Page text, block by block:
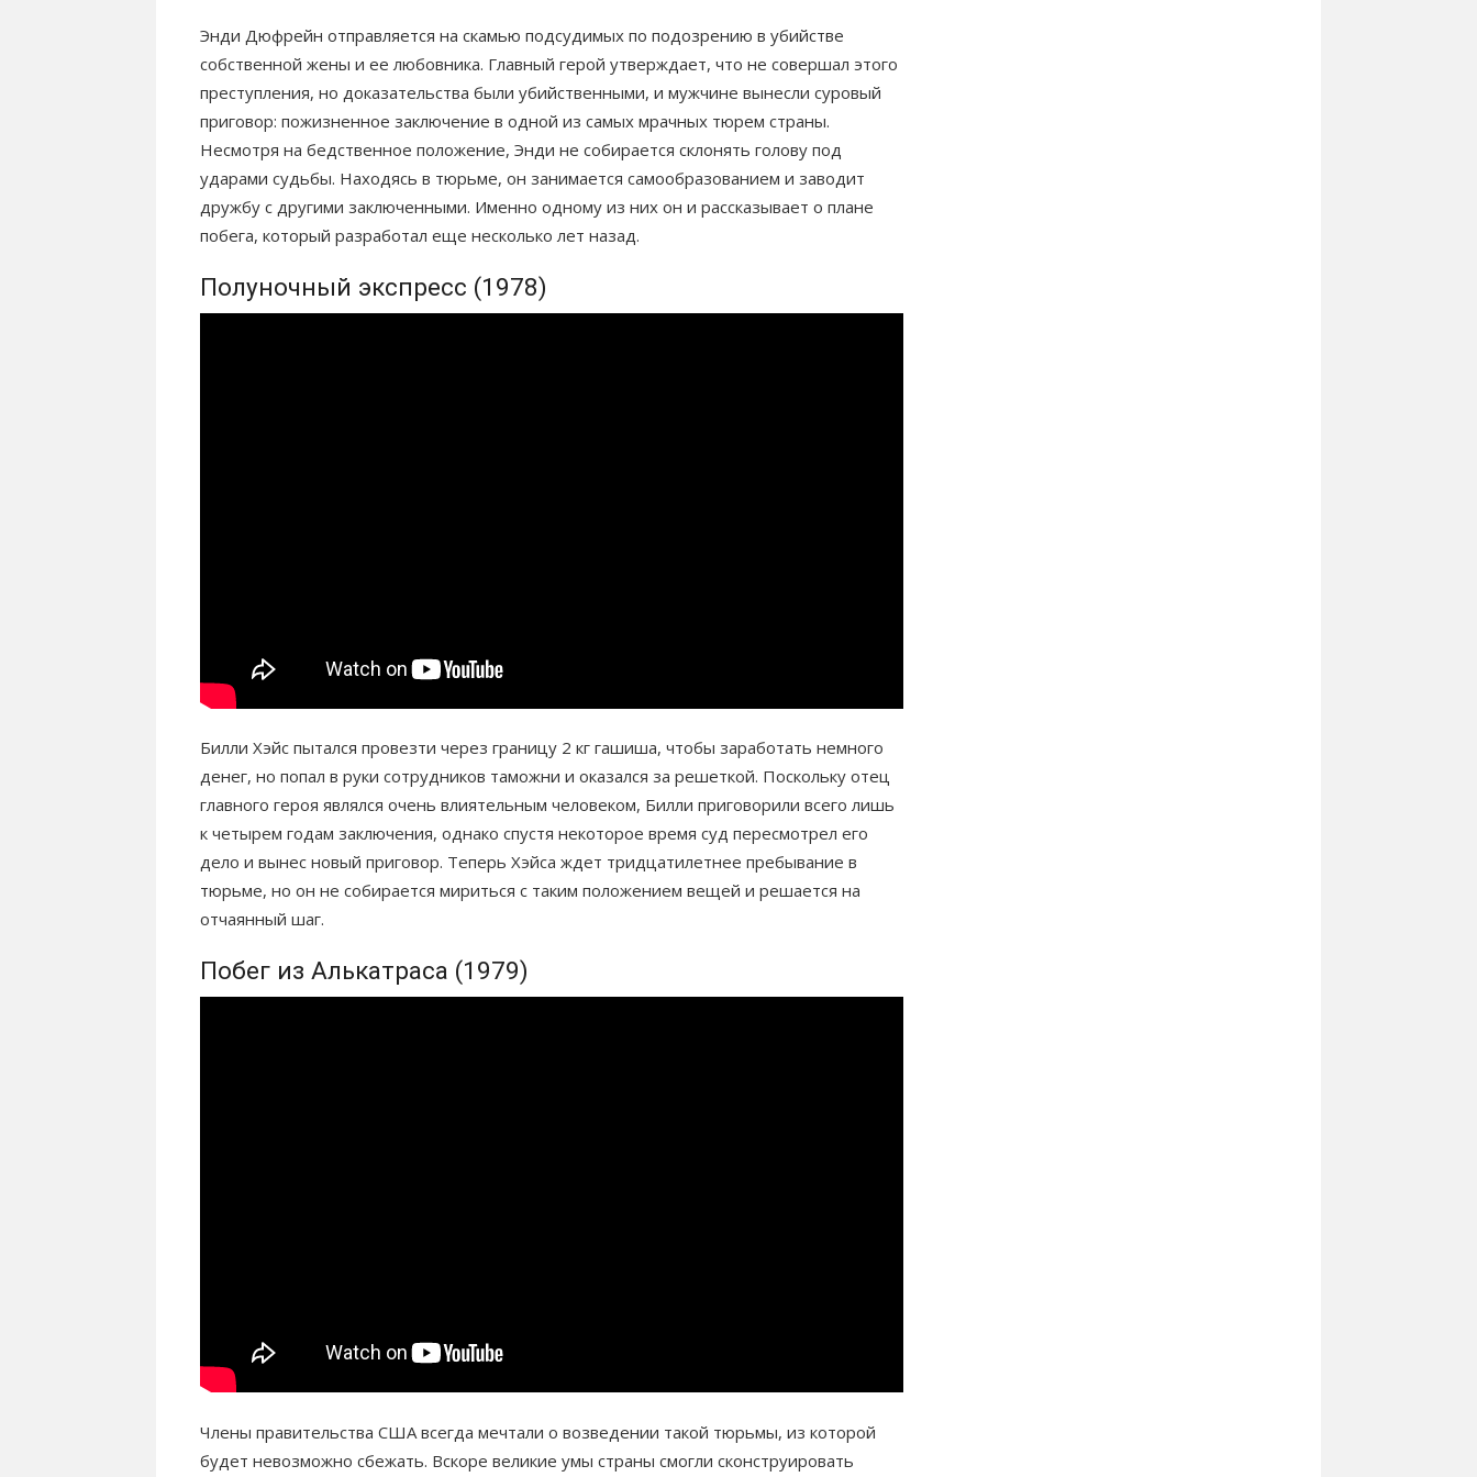
Энди Дюфрейн отправляется на скамью подсудимых по подозрению в убийстве
собственной жены и ее любовника. Главный герой утверждает, что не совершал этого
преступления, но доказательства были убийственными, и мужчине вынесли суровый
приговор: пожизненное заключение в одной из самых мрачных тюрем страны.
Несмотря на бедственное положение, Энди не собирается склонять голову под
ударами судьбы. Находясь в тюрьме, он занимается самообразованием и заводит
дружбу с другими заключенными. Именно одному из них он и рассказывает о плане
побега, который разработал еще несколько лет назад.
Полуночный экспресс (1978)
Билли Хэйс пытался провезти через границу 2 кг гашиша, чтобы заработать немного
денег, но попал в руки сотрудников таможни и оказался за решеткой. Поскольку отец
главного героя являлся очень влиятельным человеком, Билли приговорили всего лишь
к четырем годам заключения, однако спустя некоторое время суд пересмотрел его
дело и вынес новый приговор. Теперь Хэйса ждет тридцатилетнее пребывание в
тюрьме, но он не собирается мириться с таким положением вещей и решается на
отчаянный шаг.
Побег из Алькатраса (1979)
Члены правительства США всегда мечтали о возведении такой тюрьмы, из которой
будет невозможно сбежать. Вскоре великие умы страны смогли сконструировать